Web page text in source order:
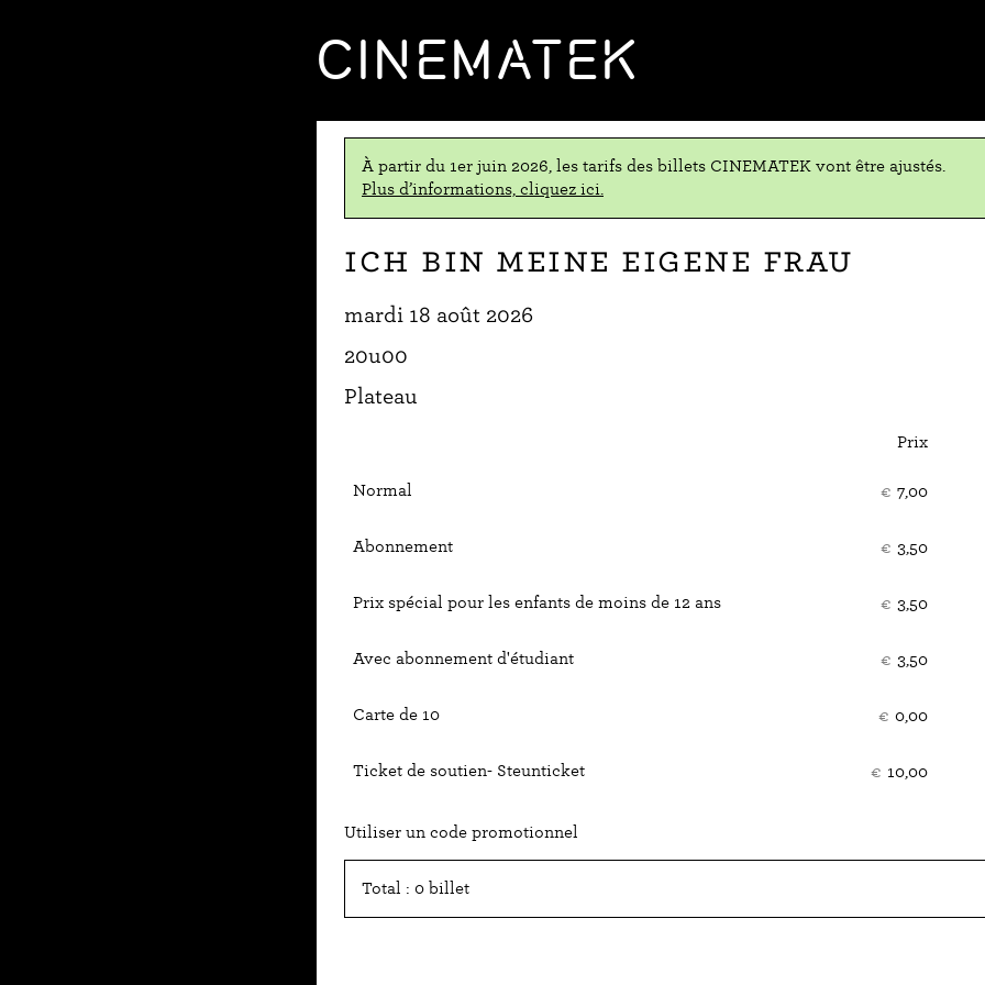
CINEMATEK
À partir du 1er juin 2026, les tarifs des billets CINEMATEK vont être ajustés.
Plus d’informations, cliquez ici.
Ich bin meine eigene Frau
mardi 18 août 2026
20u00
Plateau
Prix
Normal € 7,00
Abonnement € 3,50
Prix spécial pour les enfants de moins de 12 ans € 3,50
Avec abonnement d'étudiant € 3,50
Carte de 10 € 0,00
Ticket de soutien- Steunticket € 10,00
Utiliser un code promotionnel
Total : 0 billet